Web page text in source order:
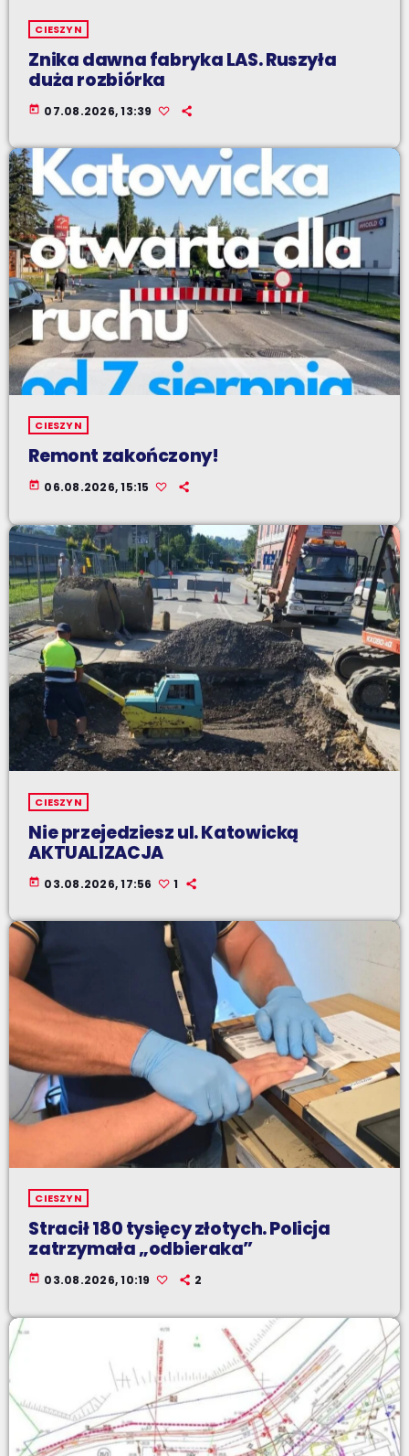
CIESZYN
Znika dawna fabryka LAS. Ruszyła
duża rozbiórka
today 07.08.2026, 13:39
CIESZYN
Remont zakończony!
today 06.08.2026, 15:15
CIESZYN
Nie przejedziesz ul. Katowicką
AKTUALIZACJA
today 03.08.2026, 17:56 1
CIESZYN
Stracił 180 tysięcy złotych. Policja
zatrzymała „odbieraka”
today 03.08.2026, 10:19 2